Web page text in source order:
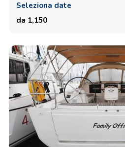
Seleziona date
da 1,150